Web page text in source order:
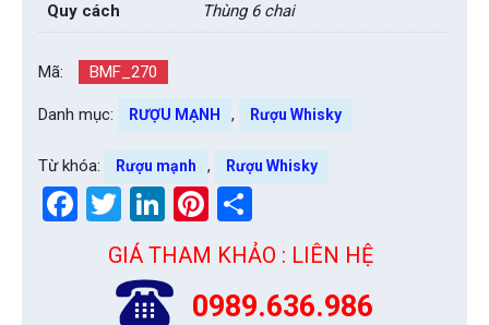
Quy cách Thùng 6 chai
Mã: BMF_270
Danh mục: RƯỢU MẠNH , Rượu Whisky
Từ khóa: Rượu mạnh , Rượu Whisky
Facebook
Twitter
LinkedIn
Pinterest
GIÁ THAM KHẢO : LIÊN HỆ
0989.636.986